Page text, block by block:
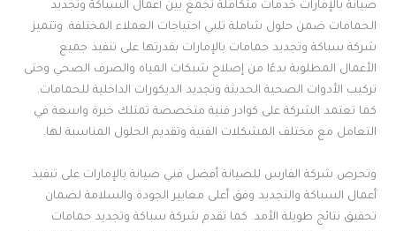
صيانة بالإمارات خدمات متكاملة تجمع بين أعمال السباكة وتجديد
الحمامات ضمن حلول شاملة تلبي احتياجات العملاء المختلفة. وتتميز
شركة سباكة وتجديد حمامات بالإمارات بقدرتها على تنفيذ جميع
الأعمال المطلوبة بدءًا من إصلاح شبكات المياه والصرف الصحي وحتى
تركيب الأدوات الصحية الحديثة وتجديد الديكورات الداخلية للحمامات.
كما تعتمد الشركة على كوادر فنية متخصصة تمتلك خبرة واسعة في
التعامل مع مختلف المشكلات الفنية وتقديم الحلول المناسبة لها.
وتحرص شركة الفارس للصيانة أفضل فني صيانة بالإمارات على تنفيذ
أعمال السباكة والتجديد وفق أعلى معايير الجودة والسلامة لضمان
تحقيق نتائج طويلة الأمد. كما تقدم شركة سباكة وتجديد حمامات